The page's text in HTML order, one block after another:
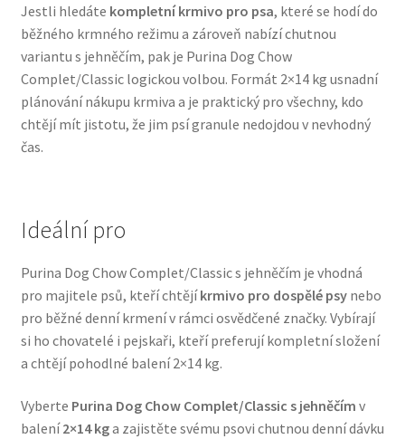
Ortopedické pelíšky
Přepravky pro psy
Purizon pro psy — Vysoký obsah masa, bez obilovin
Wolf of Wilderness
Jestli hledáte kompletní krmivo pro psa, které se hodí do
běžného krmného režimu a zároveň nabízí chutnou
variantu s jehněčím, pak je Purina Dog Chow
Complet/Classic logickou volbou. Formát 2×14 kg usnadní
plánování nákupu krmiva a je praktický pro všechny, kdo
chtějí mít jistotu, že jim psí granule nedojdou v nevhodný
čas.
Ideální pro
Purina Dog Chow Complet/Classic s jehněčím je vhodná
pro majitele psů, kteří chtějíkrmivo pro dospělé psynebo
pro běžné denní krmení v rámci osvědčené značky. Vybírají
si ho chovatelé i pejskaři, kteří preferují kompletní složení
a chtějí pohodlné balení 2×14 kg.
Vyberte Purina Dog Chow Complet/Classic s jehněčím v
balení2×14 kga zajistěte svému psovi chutnou denní dávku